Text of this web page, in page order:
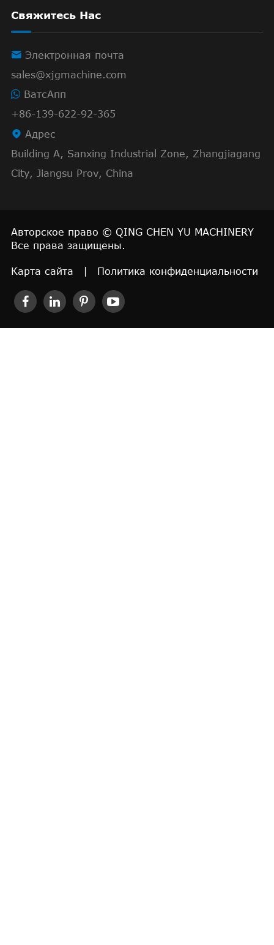
Свяжитесь Нас
 Электронная почта
sales@xjgmachine.com
ВатсАпп
+86-139-622-92-365
 Адрес
Building A, Sanxing Industrial Zone, Zhangjiagang
City, Jiangsu Prov, China
Авторское право © QING CHEN YU MACHINERY
Все права защищены.
Карта сайта Политика конфиденциальности